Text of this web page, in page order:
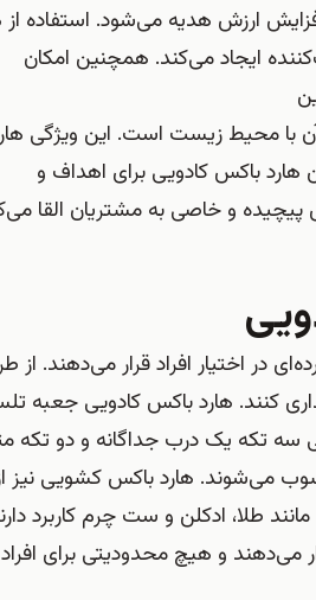
ارزش هدیه می‌شود. استفاده از
ایجاد می‌کند. همچنین امکان
آن با محیط زیست است. این ویژگی‌
هارد باکس کادویی برای اهداف و
و خاصی به مشتریان القا
اختیار افراد قرار می‌دهند. از
کنند. هارد باکس‌ کادویی جعبه
سه تکه یک درب جداگانه و دو تکه
می‌شوند. هارد باکس کشویی نیز
طلا، ادکلن و ست چرم کاربرد
می‌دهند و هیچ محدودیتی برای افراد